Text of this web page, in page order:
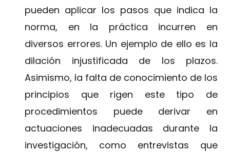
pueden aplicar los pasos que indica la
norma, en la práctica incurren en
diversos errores. Un ejemplo de ello es la
dilación injustificada de los plazos.
Asimismo, la falta de conocimiento de los
principios que rigen este tipo de
procedimientos puede derivar en
actuaciones inadecuadas durante la
investigación, como entrevistas que